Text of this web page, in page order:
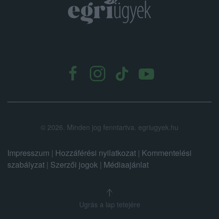
© 2026. Minden jog fenntartva. egriugyek.hu
Impresszum | Hozzáférési nyilatkozat | Kommentelési
szabályzat | Szerzői jogok | Médiaajánlat
Ugrás a lap tetejére